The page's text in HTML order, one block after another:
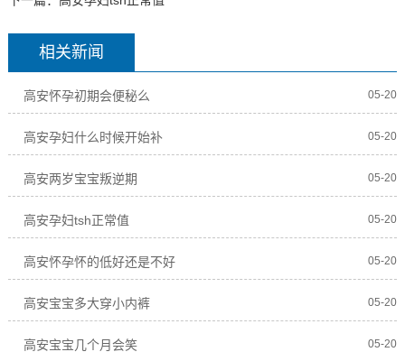
相关新闻
高安怀孕初期会便秘么 05-20
高安孕妇什么时候开始补 05-20
高安两岁宝宝叛逆期 05-20
高安孕妇tsh正常值 05-20
高安怀孕怀的低好还是不好 05-20
高安宝宝多大穿小内裤 05-20
高安宝宝几个月会笑 05-20